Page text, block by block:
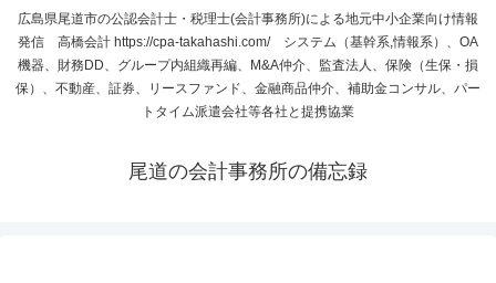
広島県尾道市の公認会計士・税理士(会計事務所)による地元中小企業向け情報
発信 高橋会計 https://cpa-takahashi.com/ システム（基幹系,情報系）、OA
機器、財務DD、グループ内組織再編、M&A仲介、監査法人、保険（生保・損
保）、不動産、証券、リースファンド、金融商品仲介、補助金コンサル、パー
トタイム派遣会社等各社と提携協業
尾道の会計事務所の備忘録